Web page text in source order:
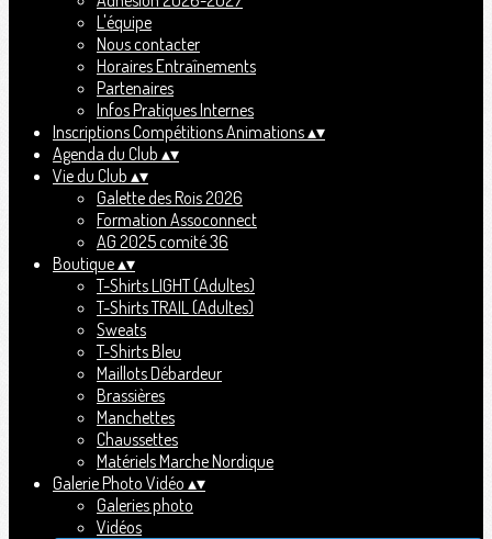
L'équipe
Nous contacter
Horaires Entraînements
Partenaires
Infos Pratiques Internes
Inscriptions Compétitions Animations▴▾
Agenda du Club ▴▾
Vie du Club ▴▾
Galette des Rois 2026
Formation Assoconnect
AG 2025 comité 36
Boutique▴▾
T-Shirts LIGHT (Adultes)
T-Shirts TRAIL (Adultes)
Sweats
T-Shirts Bleu
Maillots Débardeur
Brassières
Manchettes
Chaussettes
Matériels Marche Nordique
Galerie Photo Vidéo ▴▾
Galeries photo
Vidéos